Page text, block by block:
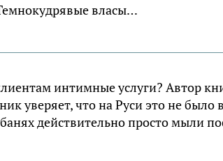
власы…
интимные услуги? Автор
уверяет, что на Руси это не было
действительно просто мыли